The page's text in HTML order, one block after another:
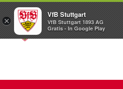
×
VfB Stuttgart
VfB Stuttgart 1893 AG
Gratis - In Google Play